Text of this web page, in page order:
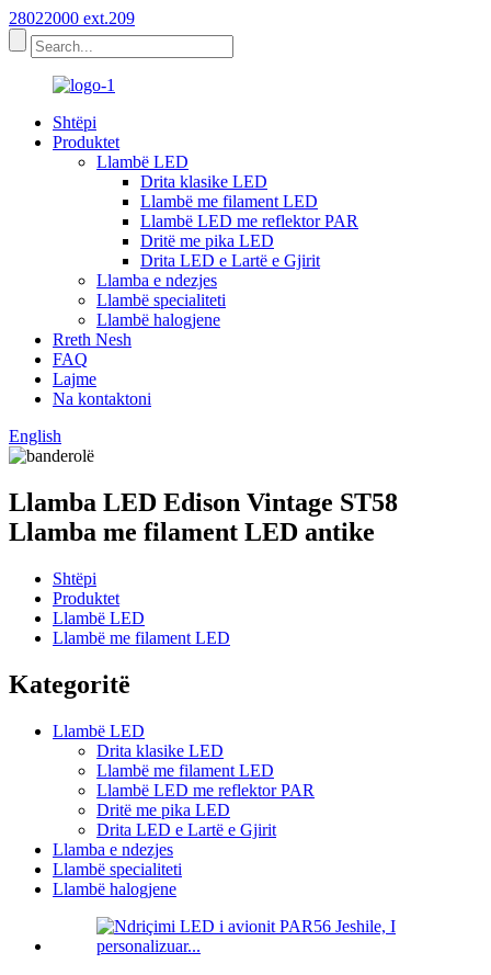
28022000 ext.209
Shtëpi
Produktet
Llambë LED
Drita klasike LED
Llambë me filament LED
Llambë LED me reflektor PAR
Dritë me pika LED
Drita LED e Lartë e Gjirit
Llamba e ndezjes
Llambë specialiteti
Llambë halogjene
Rreth Nesh
FAQ
Lajme
Na kontaktoni
English
Llamba LED Edison Vintage ST58
Llamba me filament LED antike
Shtëpi
Produktet
Llambë LED
Llambë me filament LED
Kategoritë
Llambë LED
Drita klasike LED
Llambë me filament LED
Llambë LED me reflektor PAR
Dritë me pika LED
Drita LED e Lartë e Gjirit
Llamba e ndezjes
Llambë specialiteti
Llambë halogjene